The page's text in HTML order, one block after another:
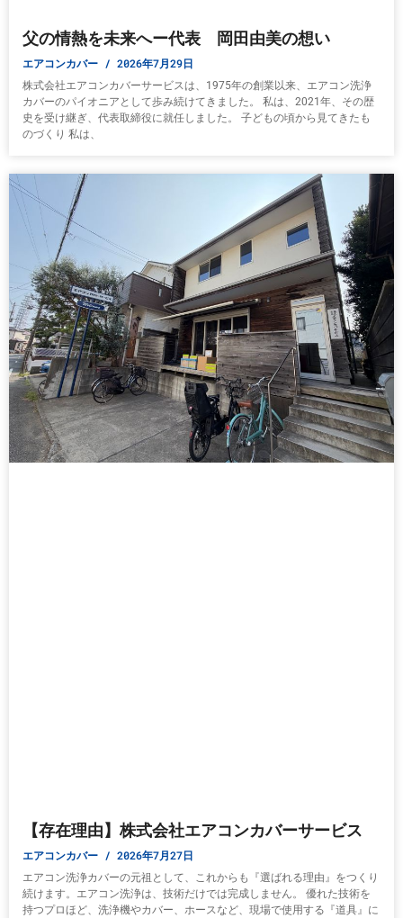
父の情熱を未来へー代表 岡田由美の想い
エアコンカバー 2026年7月29日
株式会社エアコンカバーサービスは、1975年の創業以来、エアコン洗浄
カバーのパイオニアとして歩み続けてきました。 私は、2021年、その歴
史を受け継ぎ、代表取締役に就任しました。 子どもの頃から見てきたも
のづくり 私は、
【存在理由】株式会社エアコンカバーサービス
エアコンカバー 2026年7月27日
エアコン洗浄カバーの元祖として、これからも『選ばれる理由』をつくり
続けます。エアコン洗浄は、技術だけでは完成しません。 優れた技術を
持つプロほど、洗浄機やカバー、ホースなど、現場で使用する『道具』に